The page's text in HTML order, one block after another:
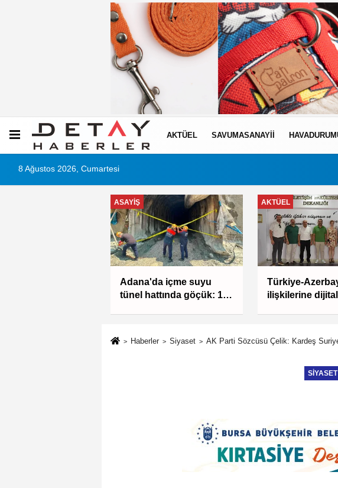
AKTÜEL SAVUMASANAYII
8 Ağustos 2026, Cumartesi
ASAYIŞ
Adana'da içme suyu
tünel hattında göçük: 1
AKTÜEL
Türkiye-
ilişkilerine dijital
Haberler Siyaset AK Parti Sözcüsü Çelik: Kardeş
SIYASET